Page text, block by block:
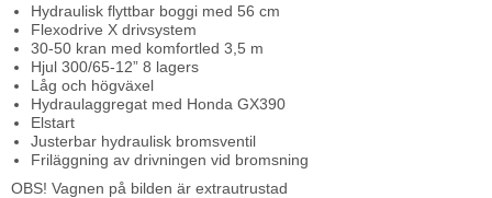
Hydraulisk flyttbar boggi med 56 cm
Flexodrive X drivsystem
30-50 kran med komfortled 3,5 m
Hjul 300/65-12” 8 lagers
Låg och högväxel
Hydraulaggregat med Honda GX390
Elstart
Justerbar hydraulisk bromsventil
Friläggning av drivningen vid bromsning
OBS! Vagnen på bilden är extrautrustad